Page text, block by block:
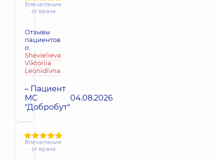
Впечатление
от врача
Отзывы
пациентов
о:
Shevielieva
Viktoriia
Leonidivna
– Пациент
МС
"Добробут"
04.08.2026
Впечатление
от врача